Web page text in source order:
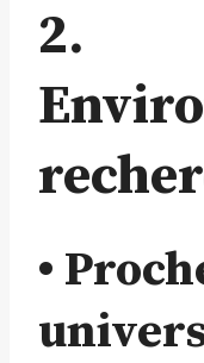
2.
•